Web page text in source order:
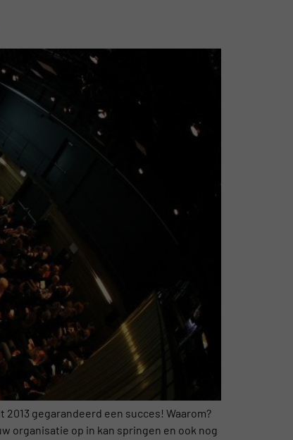
gegarandeerd een succes! Waarom?
organisatie op in kan springen en ook nog